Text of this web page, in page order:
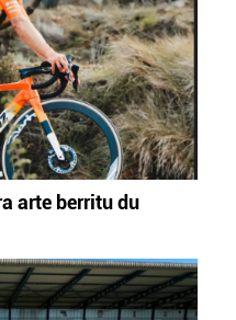
arte berritu du